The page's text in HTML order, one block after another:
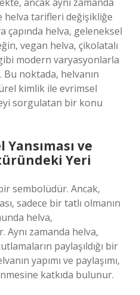
helva tarifleri değişikliğe
çapında helva, geleneksel
vegan helva, çikolatalı
modern varyasyonlarla
Bu noktada, helvanın
kimlik ile evrimsel
sorgulatan bir konu
ve
Yeri
sembolüdür. Ancak,
sadece bir tatlı olmanın
helva,
zamanda helva,
paylaşıldığı bir
yapımı ve paylaşımı,
katkıda bulunur.